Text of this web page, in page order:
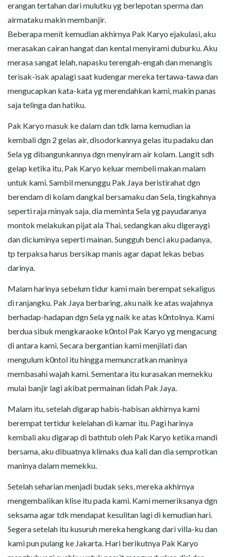
erangan tertahan dari mulutku yg berlepotan sperma dan
airmataku makin membanjir.
Beberapa menit kemudian akhirnya Pak Karyo ejakulasi, aku
merasakan cairan hangat dan kental menyirami duburku. Aku
merasa sangat lelah, napasku terengah-engah dan menangis
terisak-isak apalagi saat kudengar mereka tertawa-tawa dan
mengucapkan kata-kata yg merendahkan kami, makin panas
saja telinga dan hatiku.
Pak Karyo masuk ke dalam dan tdk lama kemudian ia
kembali dgn 2 gelas air, disodorkannya gelas itu padaku dan
Sela yg dibangunkannya dgn menyiram air kolam. Langit sdh
gelap ketika itu, Pak Karyo keluar membeli makan malam
untuk kami. Sambil menunggu Pak Jaya beristirahat dgn
berendam di kolam dangkal bersamaku dan Sela, tingkahnya
seperti raja minyak saja, dia meminta Sela yg payudaranya
montok melakukan pijat ala Thai, sedangkan aku digeraygi
dan diciuminya seperti mainan. Sungguh benci aku padanya,
tp terpaksa harus bersikap manis agar dapat lekas bebas
darinya.
Malam harinya sebelum tidur kami main berempat sekaligus
di ranjangku. Pak Jaya berbaring, aku naik ke atas wajahnya
berhadap-hadapan dgn Sela yg naik ke atas k0ntolnya. Kami
berdua sibuk mengkaraoke k0ntol Pak Karyo yg mengacung
di antara kami. Secara bergantian kami menjilati dan
mengulum k0ntol itu hingga memuncratkan maninya
membasahi wajah kami. Sementara itu kurasakan memekku
mulai banjir lagi akibat permainan lidah Pak Jaya.
Malam itu, setelah digarap habis-habisan akhirnya kami
berempat tertidur kelelahan di kamar itu. Pagi harinya
kembali aku digarap di bathtub oleh Pak Karyo ketika mandi
bersama, aku dibuatnya klimaks dua kali dan dia semprotkan
maninya dalam memekku.
Setelah seharian menjadi budak seks, mereka akhirnya
mengembalikan klise itu pada kami. Kami memeriksanya dgn
seksama agar tdk mendapat kesulitan lagi di kemudian hari.
Segera setelah itu kusuruh mereka hengkang dari villa-ku dan
kami pun pulang ke Jakarta. Hari berikutnya Pak Karyo